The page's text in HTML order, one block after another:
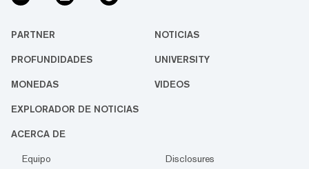
PARTNER NOTICIAS
PROFUNDIDADES UNIVERSITY
MONEDAS VIDEOS
EXPLORADOR DE NOTICIAS
ACERCA DE
Equipo
Disclosures